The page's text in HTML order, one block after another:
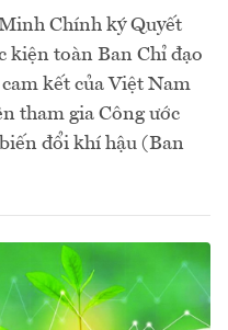
Chính ký Quyết
kiện toàn Ban Chỉ đạo
kết của Việt Nam
tham gia Công ước
đổi khí hậu (Ban